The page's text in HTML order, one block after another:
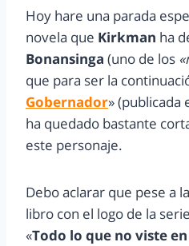
Hoy hare una parada
novela que Kirkman ha
Bonansinga (uno de los
que para ser la
Gobernador» (publicada
ha quedado bastante
este personaje.
Debo aclarar que pese a
libro con el logo de la
«Todo lo que no viste